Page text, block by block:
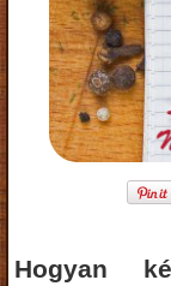
Hogyan